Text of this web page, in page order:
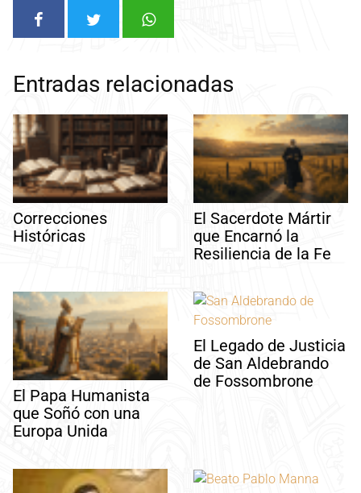
Entradas relacionadas
Correcciones
Históricas
El Sacerdote Mártir
que Encarnó la
Resiliencia de la Fe
El Papa Humanista
que Soñó con una
Europa Unida
El Legado de Justicia
de San Aldebrando
de Fossombrone